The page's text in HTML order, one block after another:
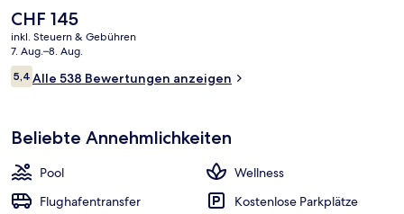
Entspannung gesorgt wird. La Pergola Restaurant, eins von 3
Restaurants, serviert internationale Küche und ist zum Frühstück
geöffnet. Als weitere Highlights bietet dieses Hotel im luxuriösen
Stil 4 Bars/Lounges, einen Nachtclub und einen kostenlosen
Kinderclub.
Der
aktuelle
Preis
beträgt
CHF 145.
CHF 145
inkl. Steuern & Gebühren
7. Aug.–8. Aug.
Bewertungen
5,45,4 von 10.
Alle 538 Bewertungen anzeigen
Beliebte Annehmlichkeiten
Pool
Wellness
Flughafentransfer
Kostenlose Parkplätze